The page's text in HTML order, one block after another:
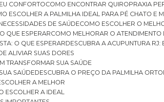
CONFORTO
COMO ENCONTRAR QUIROPRAXIA
ESCOLHER A PALMILHA IDEAL PARA PÉ CHATO E
DE SAÚDE
COMO ESCOLHER O
QUE ESPERAR
COMO MELHORAR O ATENDIMENTO
O QUE ESPERAR
DESCUBRA A ACUPUNTURA
ALIVIAR SUAS DORES
TRANSFORMAR SUA SAÚDE
SAÚDE
DESCUBRA O PREÇO DA PALMILHA
A MELHOR
ESCOLHER A IDEAL